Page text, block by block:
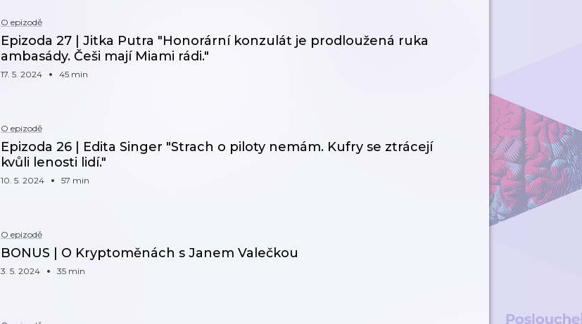
O epizodě
Epizoda 27 | Jitka Putra "Honorární konzulát je prodloužená ruka
ambasády. Češi mají Miami rádi."
17. 5. 2024 45 min
O epizodě
Epizoda 26 | Edita Singer "Strach o piloty nemám. Kufry se ztrácejí
kvůli lenosti lidí."
10. 5. 2024 57 min
O epizodě
BONUS | O Kryptoměnách s Janem Valečkou
3. 5. 2024 35 min